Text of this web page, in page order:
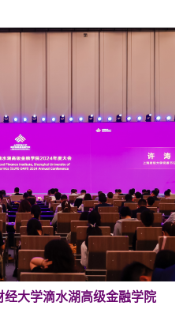
、蚂蚁集团等科技巨头、大成等知名律
关系。未来通过平台与基地，滴水湖高
深度融合，进一步促进社会创新与可持
大学滴水湖高级金融学院